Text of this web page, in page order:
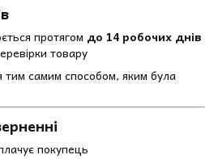
протягом до 14 робочих днів
товару
самим способом, яким була
покупець